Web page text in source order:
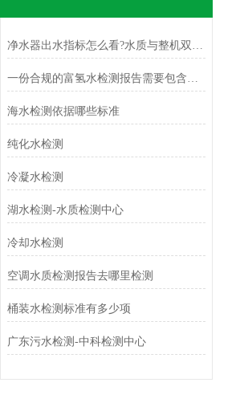
净水器出水指标怎么看?水质与整机双重检测科普
一份合规的富氢水检测报告需要包含哪些项目
海水检测依据哪些标准
纯化水检测
冷凝水检测
湖水检测-水质检测中心
冷却水检测
空调水质检测报告去哪里检测
桶装水检测标准有多少项
广东污水检测-中科检测中心